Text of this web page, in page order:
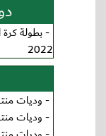
-بطولة
2022
-وديات
-وديات